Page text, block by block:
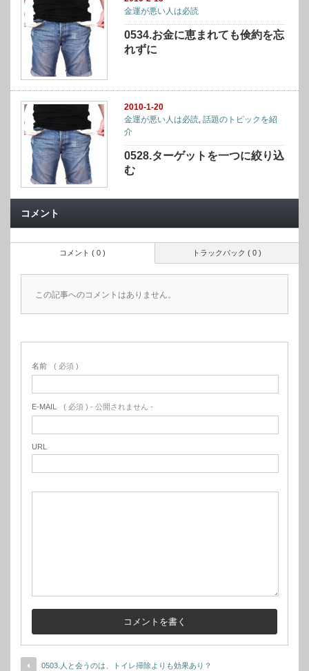
金運が悪い人は必読
0534.お金に恵まれても倹約を忘
れずに
2010-1-20
金運が悪い人は必読 ,話題のトピックを紹
介
0528.ターゲットを一つに絞り込
む
コメント
トラックバック ( 0 )
コメント ( 0 )
この記事へのコメントはありません。
名前 ( 必須 )
E-MAIL ( 必須 ) - 公開されません -
URL
0503.人と会うのは、トイレ掃除よりも効果あり？